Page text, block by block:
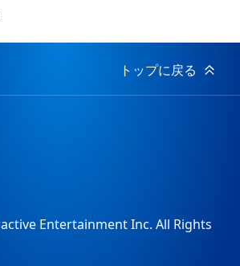
トップに戻る
Entertainment Inc. All Rights